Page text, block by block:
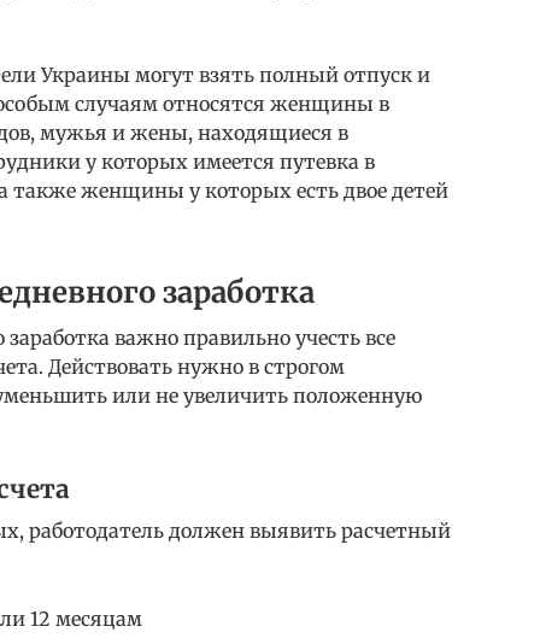
Украины могут взять полный отпуск и
случаям относятся женщины в
мужья и жены, находящиеся в
у которых имеется путевка в
также женщины у которых есть двое детей
заработка
важно правильно учесть все
Действовать нужно в строгом
или не увеличить положенную
работодатель должен выявить расчетный
12 месяцам